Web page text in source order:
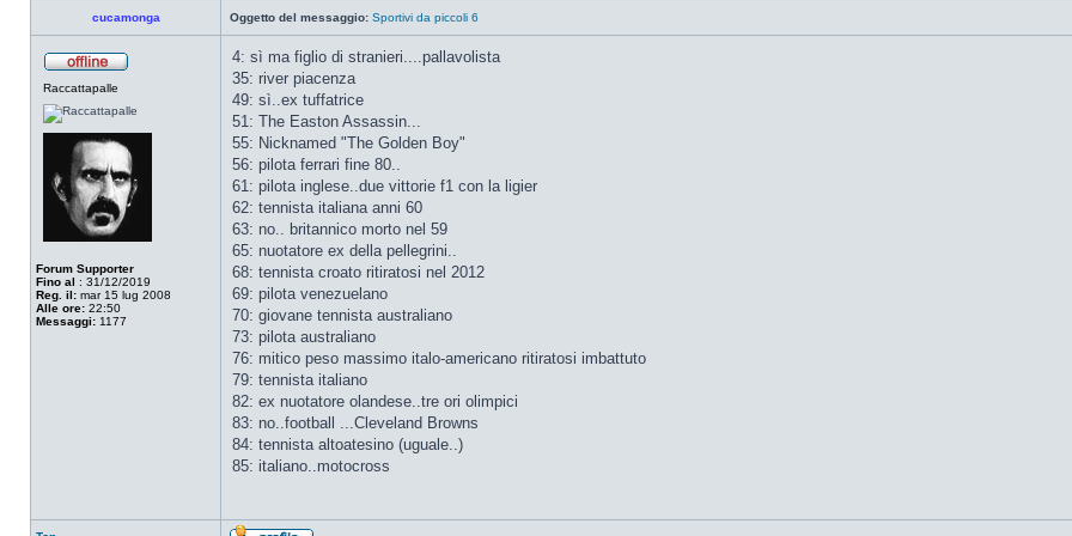
cucamonga Oggetto del messaggio: Sportivi da piccoli 6
Raccattapalle
Forum Supporter
Fino al : 31/12/2019
Reg. il: mar 15 lug 2008
Alle ore: 22:50
Messaggi: 1177
4: sì ma figlio di stranieri....pallavolista
35: river piacenza
49: sì..ex tuffatrice
51: The Easton Assassin...
55: Nicknamed "The Golden Boy"
56: pilota ferrari fine 80..
61: pilota inglese..due vittorie f1 con la ligier
62: tennista italiana anni 60
63: no.. britannico morto nel 59
65: nuotatore ex della pellegrini..
68: tennista croato ritiratosi nel 2012
69: pilota venezuelano
70: giovane tennista australiano
73: pilota australiano
76: mitico peso massimo italo-americano ritiratosi imbattuto
79: tennista italiano
82: ex nuotatore olandese..tre ori olimpici
83: no..football ...Cleveland Browns
84: tennista altoatesino (uguale..)
85: italiano..motocross